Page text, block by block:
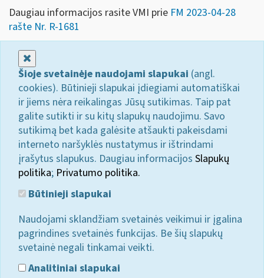
Daugiau informacijos rasite VMI prie FM 2023-04-28
rašte Nr. R-1681
Šioje svetainėje naudojami slapukai (angl.
cookies). Būtinieji slapukai įdiegiami automatiškai
ir jiems nėra reikalingas Jūsų sutikimas. Taip pat
galite sutikti ir su kitų slapukų naudojimu. Savo
sutikimą bet kada galėsite atšaukti pakeisdami
interneto naršyklės nustatymus ir ištrindami
įrašytus slapukus. Daugiau informacijos Slapukų
politika; Privatumo politika.
Būtinieji slapukai
Naudojami sklandžiam svetainės veikimui ir įgalina
pagrindines svetainės funkcijas. Be šių slapukų
svetainė negali tinkamai veikti.
Analitiniai slapukai